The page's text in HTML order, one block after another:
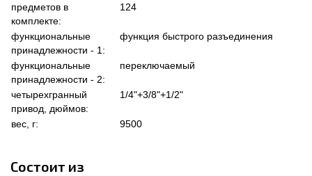
предметов в
комплекте:
124
функциональные
принадлежности - 1:
функция быстрого разъединения
функциональные
принадлежности - 2:
переключаемый
четырехгранный
привод, дюймов:
1/4"+3/8"+1/2"
вес, г: 9500
Состоит из